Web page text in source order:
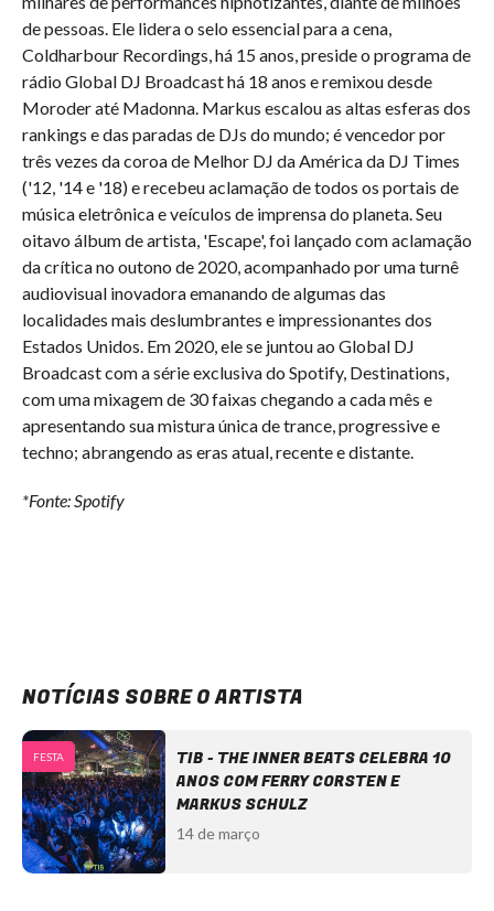
de pessoas. Ele lidera o selo essencial para a cena,
Coldharbour Recordings, há 15 anos, preside o programa de
rádio Global DJ Broadcast há 18 anos e remixou desde
Moroder até Madonna. Markus escalou as altas esferas dos
rankings e das paradas de DJs do mundo; é vencedor por
três vezes da coroa de Melhor DJ da América da DJ Times
('12, '14 e '18) e recebeu aclamação de todos os portais de
música eletrônica e veículos de imprensa do planeta. Seu
oitavo álbum de artista, 'Escape', foi lançado com aclamação
da crítica no outono de 2020, acompanhado por uma turnê
audiovisual inovadora emanando de algumas das
localidades mais deslumbrantes e impressionantes dos
Estados Unidos. Em 2020, ele se juntou ao Global DJ
Broadcast com a série exclusiva do Spotify, Destinations,
com uma mixagem de 30 faixas chegando a cada mês e
apresentando sua mistura única de trance, progressive e
techno; abrangendo as eras atual, recente e distante.
*Fonte: Spotify
NOTÍCIAS SOBRE O ARTISTA
FESTA
TIB - THE INNER BEATS CELEBRA 10
ANOS COM FERRY CORSTEN E
MARKUS SCHULZ
14 de março